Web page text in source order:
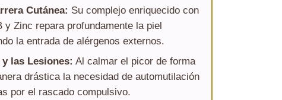
Cutánea: Su complejo enriquecido con
y Zinc repara profundamente la piel
la entrada de alérgenos externos.
y las Lesiones: Al calmar el picor de forma
drástica la necesidad de automutilación
por el rascado compulsivo.